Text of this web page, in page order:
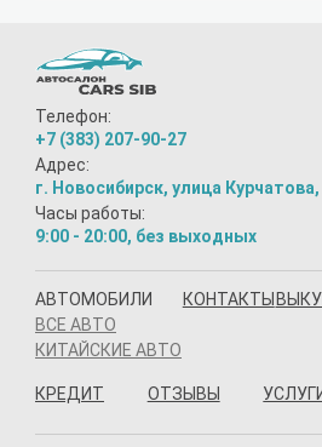
Телефон:
+7 (383) 207-90-27
Адрес:
г. Новосибирск, улица
Часы работы:
9:00 - 20:00, без выходных
АВТОМОБИЛИ
ВСЕ АВТО
КИТАЙСКИЕ АВТО
КОНТАКТЫ
КРЕДИТ ОТЗЫВЫ